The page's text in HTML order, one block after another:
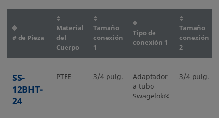
# de Pieza
Material
del
Cuerpo
Tamaño
conexión
1
Tipo de
conexión 1
Tamaño
conexión
2
SS-
12BHT-
24
PTFE 3/4 pulg.
Adaptador
a tubo
Swagelok®
3/4 pulg.